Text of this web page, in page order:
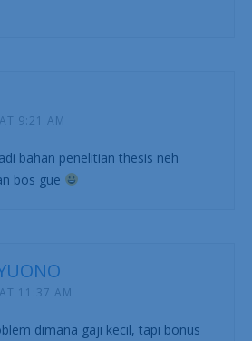
9:21 AM
bahan penelitian thesis neh
bos gue
11:37 AM
dimana gaji kecil, tapi bonus